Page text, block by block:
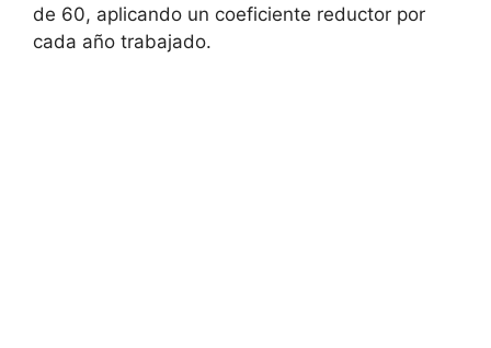
de 60, aplicando un coeficiente reductor por
cada año trabajado.